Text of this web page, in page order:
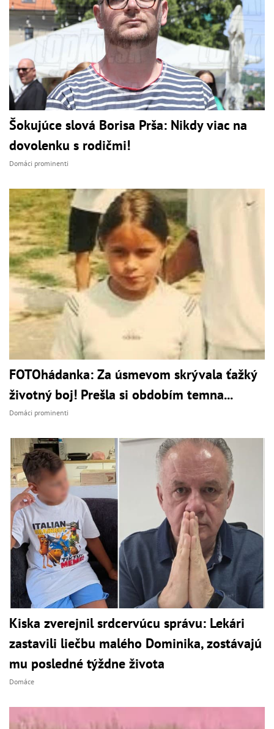
Šokujúce slová Borisa Prša: Nikdy viac na
dovolenku s rodičmi!
Domáci prominenti
FOTOhádanka: Za úsmevom skrývala ťažký
životný boj! Prešla si obdobím temna...
Domáci prominenti
Kiska zverejnil srdcervúcu správu: Lekári
zastavili liečbu malého Dominika, zostávajú
mu posledné týždne života
Domáce